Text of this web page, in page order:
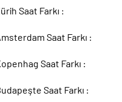
Saat Farkı :
Saat Farkı :
Saat Farkı :
Saat Farkı :